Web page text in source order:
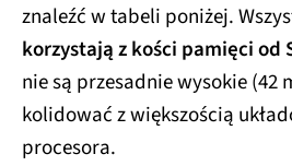
znaleźć w tabeli poniżej.
korzystają z kości pamięci od
nie są przesadnie wysokie (42
kolidować z większością
procesora.